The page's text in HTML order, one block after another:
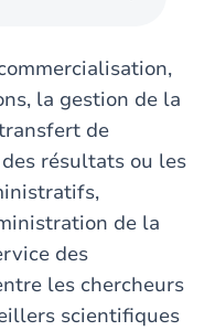
la gestion de la
de
résultats ou les
de la
des
les chercheurs
scientifiques